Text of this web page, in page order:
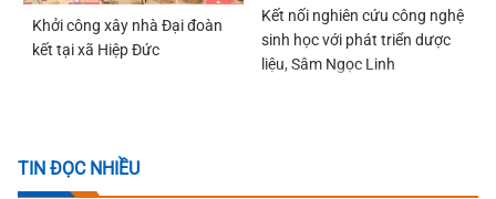
Khởi công xây nhà Đại đoàn
kết tại xã Hiệp Đức
Kết nối nghiên cứu công nghệ
sinh học với phát triển dược
liệu, Sâm Ngọc Linh
TIN ĐỌC NHIỀU